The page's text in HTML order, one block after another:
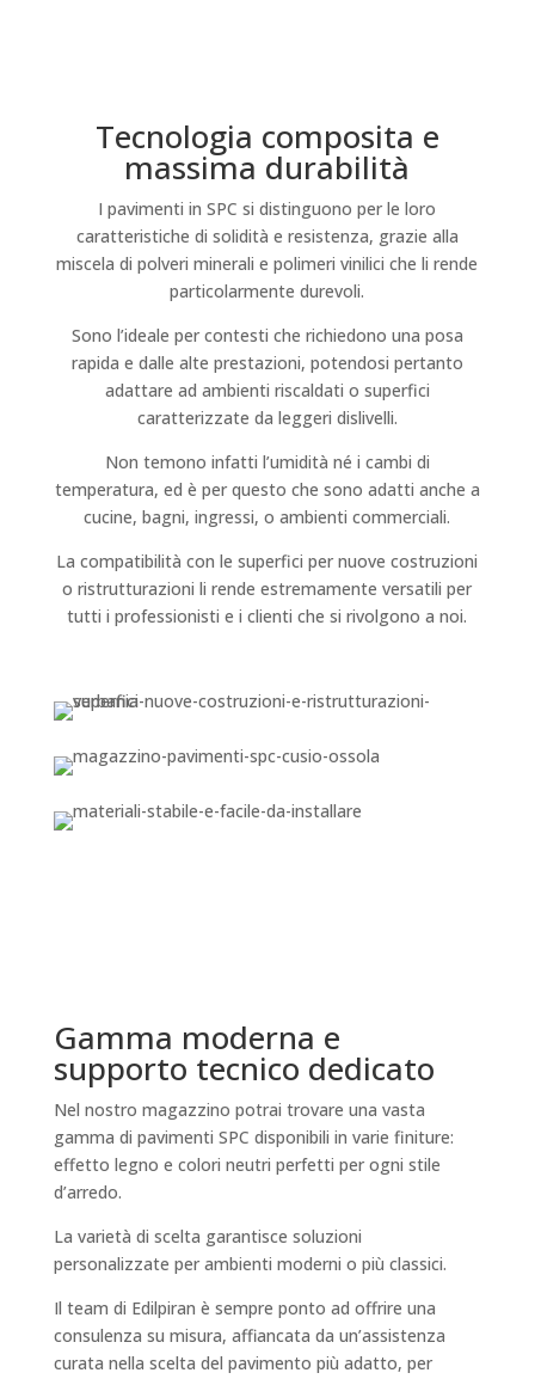
Tecnologia composita e
massima durabilità
I pavimenti in SPC si distinguono per le loro
caratteristiche di solidità e resistenza, grazie alla
miscela di polveri minerali e polimeri vinilici che li rende
particolarmente durevoli.
Sono l’ideale per contesti che richiedono una posa
rapida e dalle alte prestazioni, potendosi pertanto
adattare ad ambienti riscaldati o superfici
caratterizzate da leggeri dislivelli.
Non temono infatti l’umidità né i cambi di
temperatura, ed è per questo che sono adatti anche a
cucine, bagni, ingressi, o ambienti commerciali.
La compatibilità con le superfici per nuove costruzioni
o ristrutturazioni li rende estremamente versatili per
tutti i professionisti e i clienti che si rivolgono a noi.
Gamma moderna e
supporto tecnico dedicato
Nel nostro magazzino potrai trovare una vasta
gamma di pavimenti SPC disponibili in varie finiture:
effetto legno e colori neutri perfetti per ogni stile
d’arredo.
La varietà di scelta garantisce soluzioni
personalizzate per ambienti moderni o più classici.
Il team di Edilpiran è sempre ponto ad offrire una
consulenza su misura, affiancata da un’assistenza
curata nella scelta del pavimento più adatto, per